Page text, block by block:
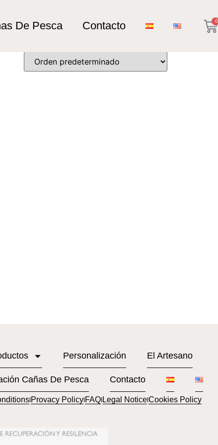
De Pesca Contacto 0
Personalización El Artesano
Cañas De Pesca Contacto
lProvacy PolicylFAQlLegal NoticelCookies Policy